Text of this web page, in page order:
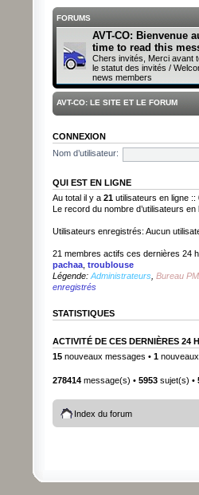
FORUMS
AVT-CO: Bienvenue
time to read this
Chers invités, Merci avant
le statut des invités /
news members
AVT-CO: LE SITE ET LE FORUM
CONNEXION
Nom d’utilisateur:
QUI EST EN LIGNE
Au total il y a 21utilisateurs en ligne ::
Le record du nombre d’utilisateurs en
Utilisateurs enregistrés: Aucun
21 membres actifs ces dernières 24
pachaa, troublouse
Légende: Administrateurs, Bureau
enregistrés
STATISTIQUES
ACTIVITÉ DE CES DERNIÈRES 24
15nouveaux messages • 1nouveaux
278414message(s) • 5953sujet(s) •
Index du forum